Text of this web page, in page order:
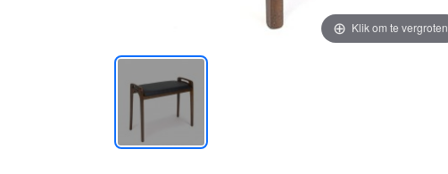
Klik om te vergroten